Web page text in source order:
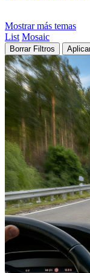
Mostrar más temas
List Mosaic
Borrar Filtros